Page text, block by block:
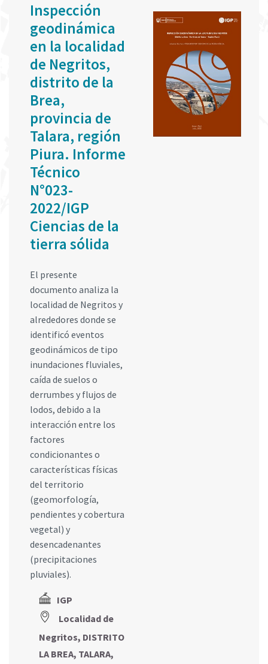
Inspección
geodinámica
en la localidad
de Negritos,
distrito de la
Brea,
provincia de
Talara, región
Piura. Informe
Técnico
N°023-
2022/IGP
Ciencias de la
tierra sólida
El presente
documento analiza la
localidad de Negritos y
alrededores donde se
identificó eventos
geodinámicos de tipo
inundaciones fluviales,
caída de suelos o
derrumbes y flujos de
lodos, debido a la
interacción entre los
factores
condicionantes o
características físicas
del territorio
(geomorfología,
pendientes y cobertura
vegetal) y
desencadenantes
(precipitaciones
pluviales).
IGP
Localidad de
Negritos, DISTRITO
LA BREA, TALARA,